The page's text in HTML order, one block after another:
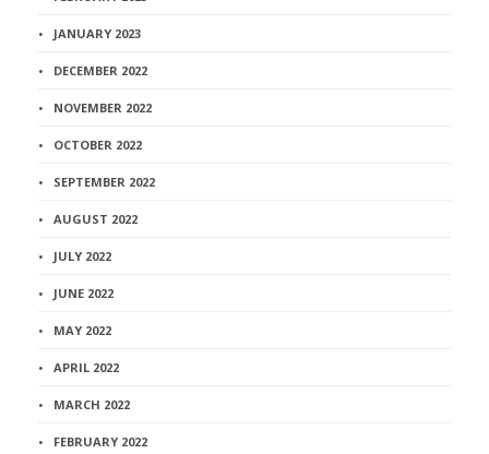
JANUARY 2023
DECEMBER 2022
NOVEMBER 2022
OCTOBER 2022
SEPTEMBER 2022
AUGUST 2022
JULY 2022
JUNE 2022
MAY 2022
APRIL 2022
MARCH 2022
FEBRUARY 2022